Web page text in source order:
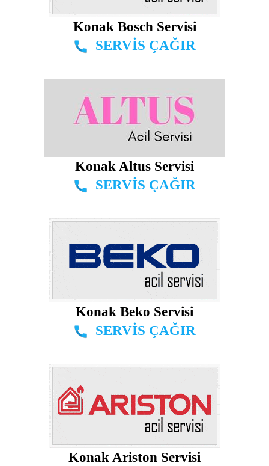
Konak Bosch Servisi
SERVİS ÇAĞIR
Konak Altus Servisi
SERVİS ÇAĞIR
Konak Beko Servisi
SERVİS ÇAĞIR
Konak Ariston Servisi